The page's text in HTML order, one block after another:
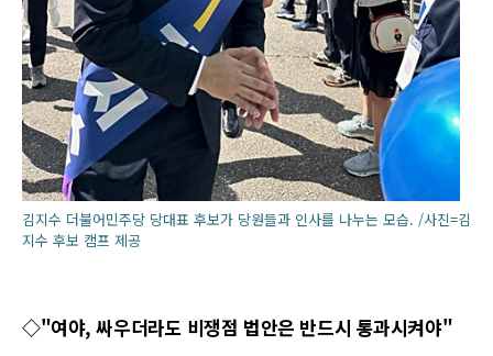
김지수 더불어민주당 당대표 후보가 당원들과 인사를 나누는 모습. /사진=김
지수 후보 캠프 제공
◇"여야, 싸우더라도 비쟁점 법안은 반드시 통과시켜야"